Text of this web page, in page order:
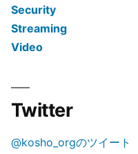
Security
Streaming
Video
Twitter
@kosho_orgのツイート